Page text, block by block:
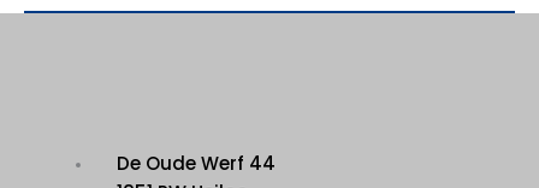
De Oude Werf 44